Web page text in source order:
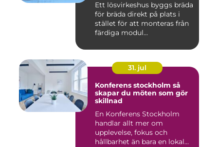
Ett lösvirkeshus byggs bräda
för bräda direkt på plats i
stället för att monteras från
färdiga modul...
31. jul
Konferens stockholm så
skapar du möten som gör
skillnad
En Konferens Stockholm
handlar allt mer om
upplevelse, fokus och
hållbarhet än bara en lokal